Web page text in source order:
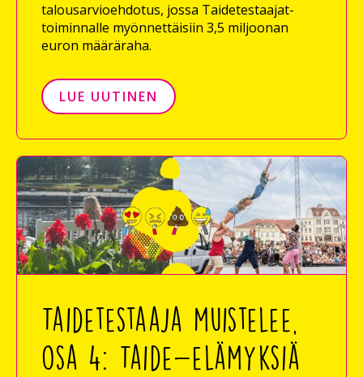
talousarvioehdotus, jossa Taidetestaajat-
toiminnalle myönnettäisiin 3,5 miljoonan
euron määräraha.
LUE UUTINEN
Taidetestaaja muistelee,
osa 4: Taide-elämyksiä